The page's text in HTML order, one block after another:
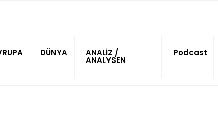
DÜNYA ANALİZ /
ANALYSEN
Podcast